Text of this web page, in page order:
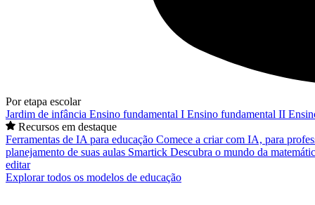
Por etapa escolar
Jardim de infância Ensino fundamental I Ensino fundamental II
Recursos em destaque
Ferramentas de IA para educação Comece a criar com IA, para
planejamento de suas aulas Smartick Descubra o mundo da
editar
Explorar todos os modelos de educação